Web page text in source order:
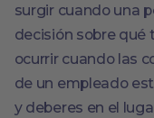
surgir cuando una
decisión sobre qué
ocurrir cuando las
de un empleado
y deberes en el